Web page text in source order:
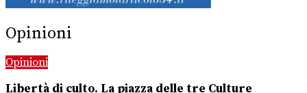
Opinioni
Opinioni
Libertà di culto. La piazza delle tre Culture